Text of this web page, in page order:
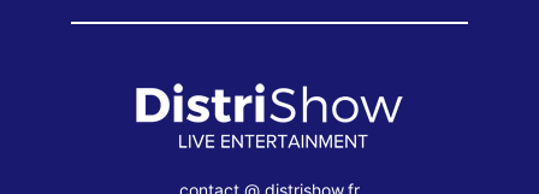
contact @ distrishow.fr